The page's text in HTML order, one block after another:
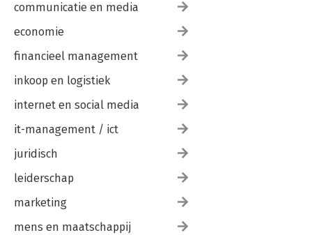
communicatie en media
economie
financieel management
inkoop en logistiek
internet en social media
it-management / ict
juridisch
leiderschap
marketing
mens en maatschappij